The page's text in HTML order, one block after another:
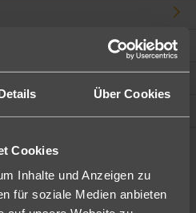
Über Cookies
Cookies
Inhalte und Anzeigen zu
für soziale Medien anbieten
Wünschen